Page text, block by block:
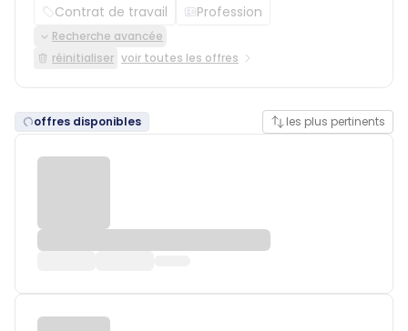
Contrat de travail Profession
Recherche avancée
réinitialiser voir toutes les offres
offres disponibles les plus pertinents